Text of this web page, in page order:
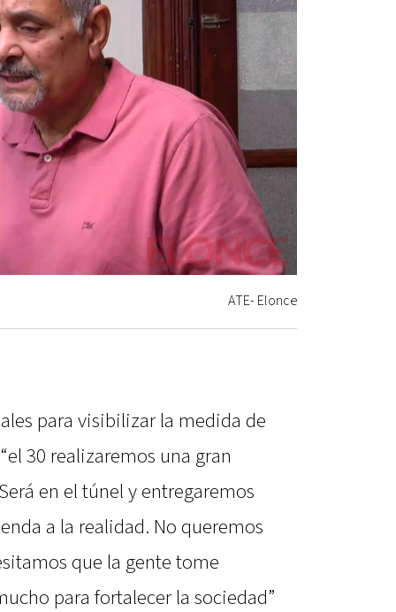
ATE- Elonce
para visibilizar la medida de
30 realizaremos una gran
en el túnel y entregaremos
a la realidad. No queremos
que la gente tome
para fortalecer la sociedad”